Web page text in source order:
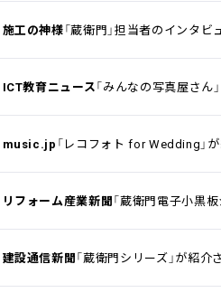
施工の神様「蔵衛門」担当者のインタ
ICT教育ニュース「みんなの写真屋さん
music.jp 「レコフォト for Wedding」
リフォーム産業新聞「蔵衛門電子小黒
建設通信新聞「蔵衛門シリーズ」が紹介